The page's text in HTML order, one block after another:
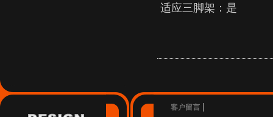
适应三脚架：是
客户留言